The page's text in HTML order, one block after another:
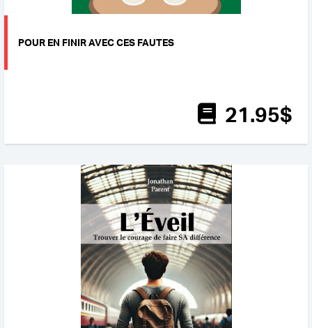
POUR EN FINIR AVEC CES FAUTES
21.95$